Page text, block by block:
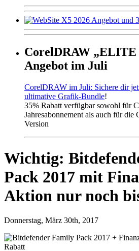
CorelDRAW
Angebot im Juli
CorelDRAW im Juli: Sichere dir
ultimative Grafik-Bundle!
35% Rabatt verfügbar sowohl für
Jahresabonnement als auch für
Version
Wichtig:
Pack 2017 mit
Aktion nur noch
Donnerstag, März 30th, 2017